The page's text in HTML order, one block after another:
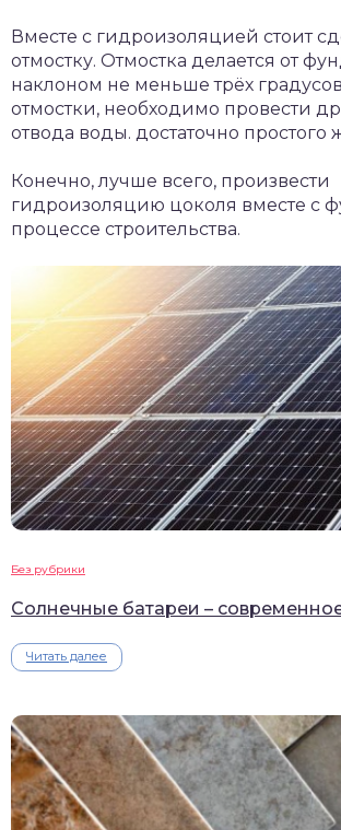
Вместе с гидроизоляцией стоит
отмостку. Отмостка делается от
наклоном не меньше трёх
отмостки, необходимо провести
отвода воды. достаточно простого
Конечно, лучше всего, произвести
гидроизоляцию цоколя вместе с
процессе строительства.
Без рубрики
Солнечные батареи –
Читать далее